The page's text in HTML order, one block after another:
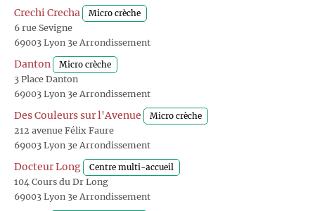
Crechi Crecha Micro crèche
6 rue Sevigne
69003 Lyon 3e Arrondissement
Danton Micro crèche
3 Place Danton
69003 Lyon 3e Arrondissement
Des Couleurs sur l'Avenue Micro crèche
212 avenue Félix Faure
69003 Lyon 3e Arrondissement
Docteur Long Centre multi-accueil
104 Cours du Dr Long
69003 Lyon 3e Arrondissement